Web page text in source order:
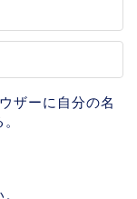
ザーに自分の名